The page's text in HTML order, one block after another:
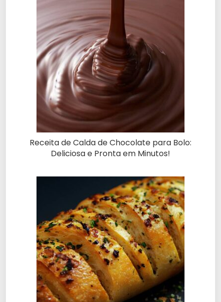
Receita de Calda de Chocolate para Bolo:
Deliciosa e Pronta em Minutos!